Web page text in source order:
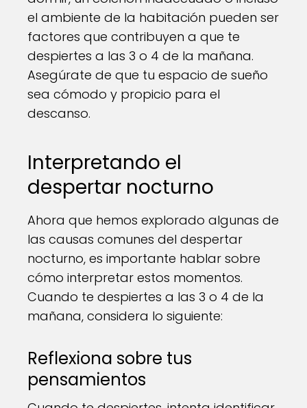
el ambiente de la habitación pueden ser
factores que contribuyen a que te
despiertes a las 3 o 4 de la mañana.
Asegúrate de que tu espacio de sueño
sea cómodo y propicio para el
descanso.
Interpretando el
despertar nocturno
Ahora que hemos explorado algunas de
las causas comunes del despertar
nocturno, es importante hablar sobre
cómo interpretar estos momentos.
Cuando te despiertes a las 3 o 4 de la
mañana, considera lo siguiente:
Reflexiona sobre tus
pensamientos